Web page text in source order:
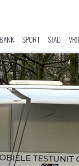
SPORT STAD